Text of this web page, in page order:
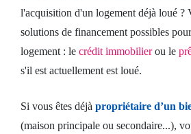
l'acquisition d'un logement déjà loué ?
solutions de financement possibles
logement : le crédit immobilierou le
s'il est actuellement est loué.
Si vous êtes déjà propriétaire d’un
(maison principale ou secondaire...),
Nous
contacter